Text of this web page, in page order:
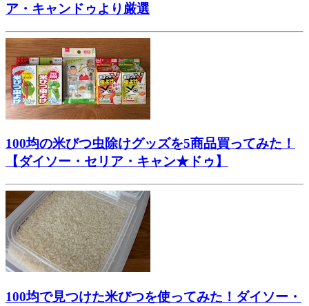
ア・キャンドゥより厳選
100均の米びつ虫除けグッズを5商品買ってみた！
【ダイソー・セリア・キャン★ドゥ】
100均で見つけた米びつを使ってみた！ダイソー・